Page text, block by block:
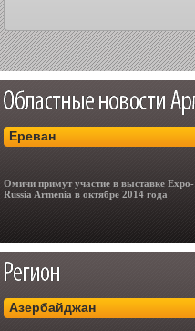
Ереван
Омичи примут участие в выставке Expo-
Russia Armenia в октябре 2014 года
Азербайджан